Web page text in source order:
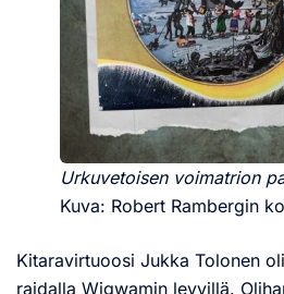
Urkuvetoisen voimatrion
Kuva: Robert Rambergin
Kitaravirtuoosi Jukka Tolonen
raidalla Wigwamin levyillä.